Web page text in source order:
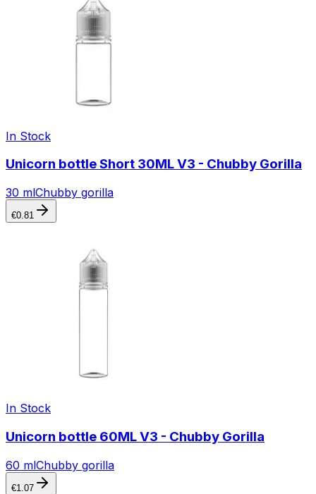
In Stock
Unicorn bottle Short 30ML V3 - Chubby Gorilla
30 mlChubby gorilla
€0.81
In Stock
Unicorn bottle 60ML V3 - Chubby Gorilla
60 mlChubby gorilla
€1.07